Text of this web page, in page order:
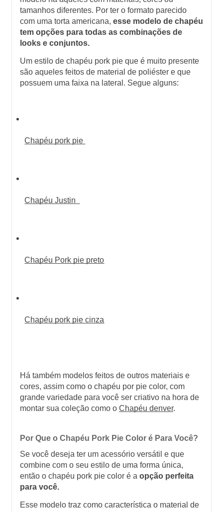
tamanhos diferentes. Por ter o formato parecido
com uma torta americana, esse modelo de chapéu
tem opções para todas as combinações de
looks e conjuntos.
Um estilo de chapéu pork pie que é muito presente
são aqueles feitos de material de poliéster e que
possuem uma faixa na lateral. Segue alguns:
Chapéu pork pie
Chapéu Justin
Chapéu Pork pie preto
Chapéu pork pie cinza
Há também modelos feitos de outros materiais e
cores, assim como o chapéu por pie color, com
grande variedade para você ser criativo na hora de
montar sua coleção como o Chapéu denver.
Por Que o Chapéu Pork Pie Color é Para Você?
Se você deseja ter um acessório versátil e que
combine com o seu estilo de uma forma única,
então o chapéu pork pie color é a opção perfeita
para você.
Esse modelo traz como característica o material de